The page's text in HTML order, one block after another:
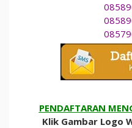
PENDAFTARAN
Klik Gambar Logo